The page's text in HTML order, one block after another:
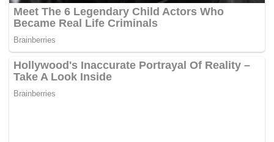
Undang (RUU) Perbekalan Tambahan 2019 dan 2020,
usul pelantikan Ketua Pembangkang, dan pelantikan
jawatankuasa pilihan serta pengerusi dan naib pengerusi
Jawatankuasa Kira-Kira Wang Negara (PAC).
Mohamad Arif berkata, pindaan yang dibuat adalah selaras
dengan peraturan 11 (2) dan 15 (2) Peraturan-peraturan